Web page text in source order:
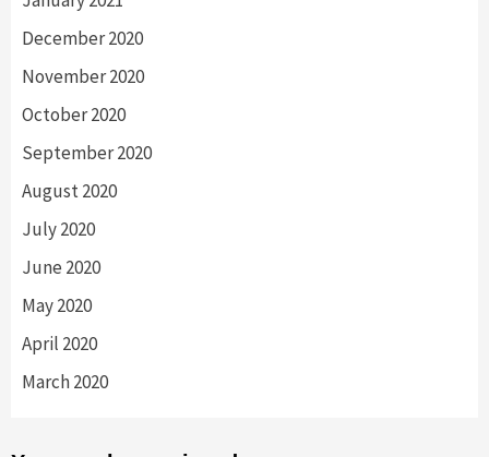
December 2020
November 2020
October 2020
September 2020
August 2020
July 2020
June 2020
May 2020
April 2020
March 2020